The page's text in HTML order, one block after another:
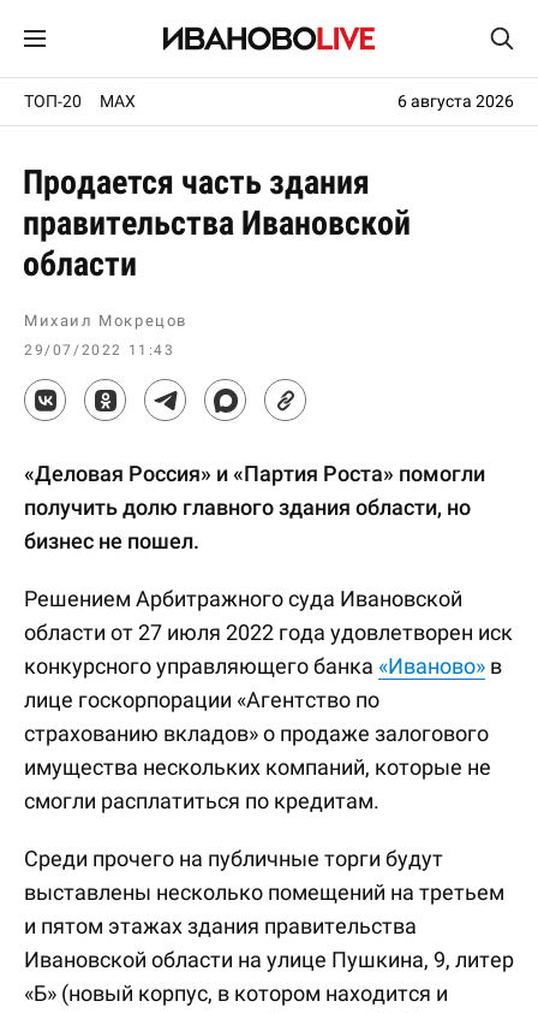
ТОП-20 MAX 6 августа 2026
Продается часть здания
правительства Ивановской
области
Михаил Мокрецов
29/07/2022 11:43
«Деловая Россия» и «Партия Роста» помогли
получить долю главного здания области, но
бизнес не пошел.
Решением Арбитражного суда Ивановской
области от 27 июля 2022 года удовлетворен иск
конкурсного управляющего банка «Иваново» в
лице госкорпорации «Агентство по
страхованию вкладов» о продаже залогового
имущества нескольких компаний, которые не
смогли расплатиться по кредитам.
Среди прочего на публичные торги будут
выставлены несколько помещений на третьем
и пятом этажах здания правительства
Ивановской области на улице Пушкина, 9, литер
«Б» (новый корпус, в котором находится и